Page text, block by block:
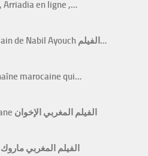
Arriadia en ligne ,…
Zin Li Fik Le film Marocain de Nabil Ayouch الفيلم…
marocaine qui…
Film marocain Al Ikhwane الفيلم المغربي الإخوان
Film Marocain Marock الفيلم المغربي ماروك